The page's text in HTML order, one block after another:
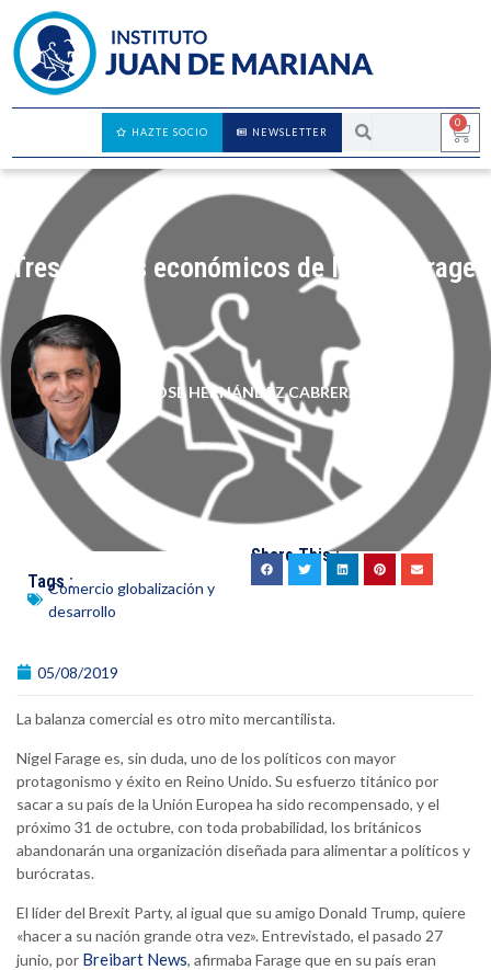
0
NEWSLETTER
HAZTE SOCIO
Tres errores económicos de Nigel Farage
JOSÉ HERNÁNDEZ CABRERA
Tags :Comercio globalización y
desarrollo
Share This :
05/08/2019
La balanza comercial es otro mito mercantilista.
Nigel Farage es, sin duda, uno de los políticos con mayor
protagonismo y éxito en Reino Unido. Su esfuerzo titánico por
sacar a su país de la Unión Europea ha sido recompensado, y el
próximo 31 de octubre, con toda probabilidad, los británicos
abandonarán una organización diseñada para alimentar a políticos y
burócratas.
El líder del Brexit Party, al igual que su amigo Donald Trump, quiere
«hacer a su nación grande otra vez». Entrevistado, el pasado 27
junio, por Breibart News, afirmaba Farage que en su país eran